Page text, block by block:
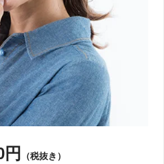
（税抜き）